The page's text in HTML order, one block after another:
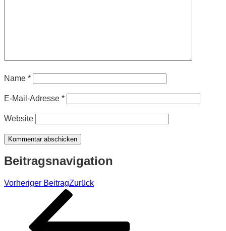
Name *
E-Mail-Adresse *
Website
Beitragsnavigation
Vorheriger BeitragZurück